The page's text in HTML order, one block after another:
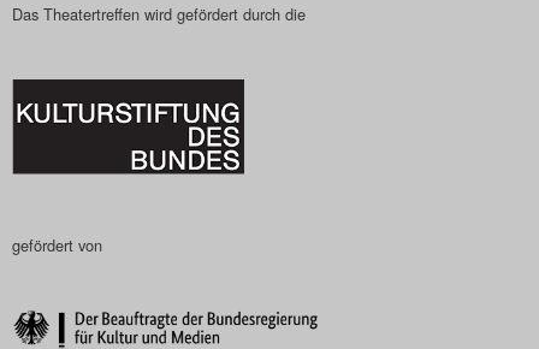
Das Theatertreffen wird gefördert durch die
gefördert von